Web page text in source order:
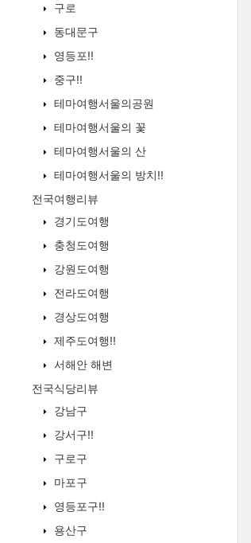
구로
동대문구
영등포!!
중구!!
테마여행서울의공원
테마여행서울의 꽃
테마여행서울의 산
테마여행서울의 방치!!
전국여행리뷰
경기도여행
충청도여행
강원도여행
전라도여행
경상도여행
제주도여행!!
서해안 해변
전국식당리뷰
강남구
강서구!!
구로구
마포구
영등포구!!
용산구